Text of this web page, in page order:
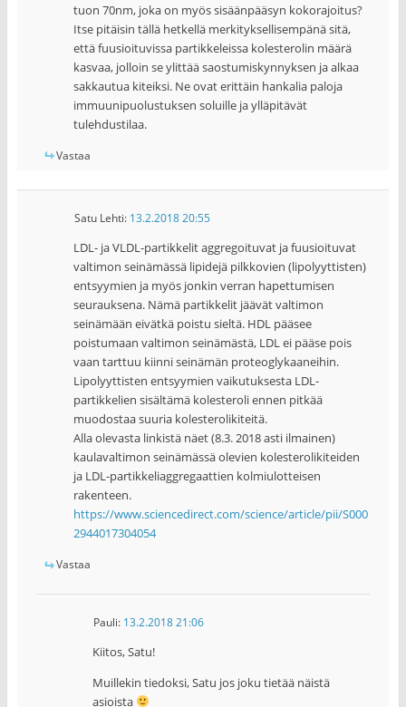
tuon 70nm, joka on myös sisäänpääsyn kokorajoitus?
Itse pitäisin tällä hetkellä merkityksellisempänä sitä,
että fuusioituvissa partikkeleissa kolesterolin määrä
kasvaa, jolloin se ylittää saostumiskynnyksen ja alkaa
sakkautua kiteiksi. Ne ovat erittäin hankalia paloja
immuunipuolustuksen soluille ja ylläpitävät
tulehdustilaa.
Vastaa
Satu Lehti: 13.2.2018 20:55
LDL- ja VLDL-partikkelit aggregoituvat ja fuusioituvat
valtimon seinämässä lipidejä pilkkovien (lipolyyttisten)
entsyymien ja myös jonkin verran hapettumisen
seurauksena. Nämä partikkelit jäävät valtimon
seinämään eivätkä poistu sieltä. HDL pääsee
poistumaan valtimon seinämästä, LDL ei pääse pois
vaan tarttuu kiinni seinämän proteoglykaaneihin.
Lipolyyttisten entsyymien vaikutuksesta LDL-
partikkelien sisältämä kolesteroli ennen pitkää
muodostaa suuria kolesterolikiteitä.
Alla olevasta linkistä näet (8.3. 2018 asti ilmainen)
kaulavaltimon seinämässä olevien kolesterolikiteiden
ja LDL-partikkeliaggregaattien kolmiulotteisen
rakenteen.
https://www.sciencedirect.com/science/article/pii/S000
2944017304054
Vastaa
Pauli: 13.2.2018 21:06
Kiitos, Satu!
Muillekin tiedoksi, Satu jos joku tietää näistä
asioista